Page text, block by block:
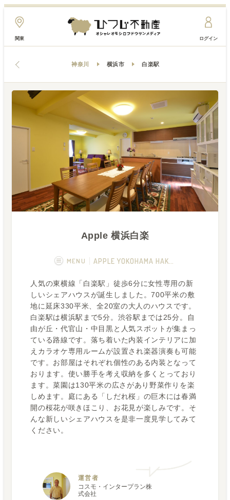
関東 ログイン
神奈川 横浜市 白楽駅
Apple 横浜白楽
MENU
概要 画像一覧
空室状況 運営者
人気の東横線「白楽駅」徒歩6分に女性専用の新
しいシェアハウスが誕生しました。700平米の敷
地に延床330平米、全20室の大人のハウスです。
白楽駅は横浜駅まで5分。渋谷駅までは25分。自
由が丘・代官山・中目黒と人気スポットが集まっ
ている路線です。落ち着いた内装インテリアに加
えカラオケ専用ルームが設置され楽器演奏も可能
です。お部屋はそれぞれ個性のある内装となって
おります。使い勝手を考え収納を多くとっており
ます。菜園は130平米の広さがあり野菜作りを楽
しめます。庭にある「しだれ桜」の巨木には春満
開の桜花が咲きほこり、お花見が楽しみです。そ
んな新しいシェアハウスを是非一度見学してみて
ください。
運営者
コスモ・インタープラン株
式会社